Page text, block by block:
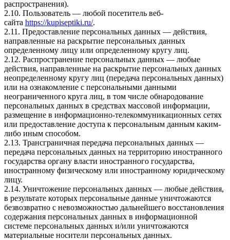
распространения).
2.10. Пользователь — любой посетитель веб-
сайта https://kupiseptiki.ru/.
2.11. Предоставление персональных данных — действия,
направленные на раскрытие персональных данных
определенному лицу или определенному кругу лиц.
2.12. Распространение персональных данных — любые
действия, направленные на раскрытие персональных данных
неопределенному кругу лиц (передача персональных данных)
или на ознакомление с персональными данными
неограниченного круга лиц, в том числе обнародование
персональных данных в средствах массовой информации,
размещение в информационно-телекоммуникационных сетях
или предоставление доступа к персональным данным каким-
либо иным способом.
2.13. Трансграничная передача персональных данных —
передача персональных данных на территорию иностранного
государства органу власти иностранного государства,
иностранному физическому или иностранному юридическому
лицу.
2.14. Уничтожение персональных данных — любые действия,
в результате которых персональные данные уничтожаются
безвозвратно с невозможностью дальнейшего восстановления
содержания персональных данных в информационной
системе персональных данных и/или уничтожаются
материальные носители персональных данных.